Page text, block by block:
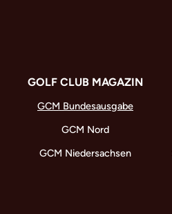
GOLF CLUB MAGAZIN
GCM Bundesausgabe
GCM Nord
GCM Niedersachsen